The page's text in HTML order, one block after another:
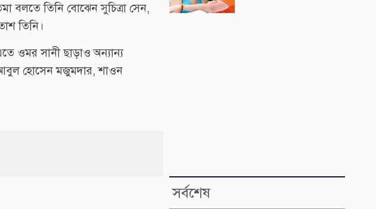
বলতে তিনি বোঝেন সুচিত্রা সেন,
তিনি।
ওমর সানী ছাড়াও অন্যান্য
আবুল হোসেন মজুমদার, শাওন
সর্বশেষ